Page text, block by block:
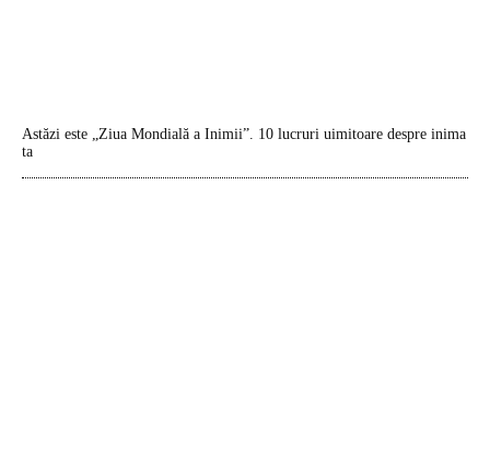
Astăzi este „Ziua Mondială a Inimii”. 10 lucruri uimitoare despre inima
ta